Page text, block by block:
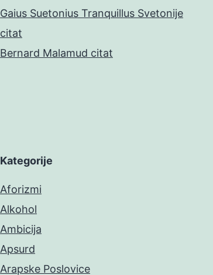
Gaius Suetonius Tranquillus Svetonije
citat
Bernard Malamud citat
Kategorije
Aforizmi
Alkohol
Ambicija
Apsurd
Arapske Poslovice